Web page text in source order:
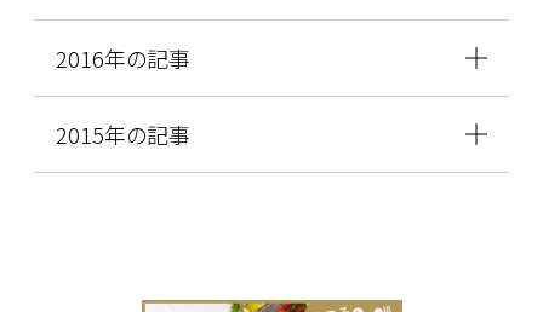
2016年の記事
2015年の記事